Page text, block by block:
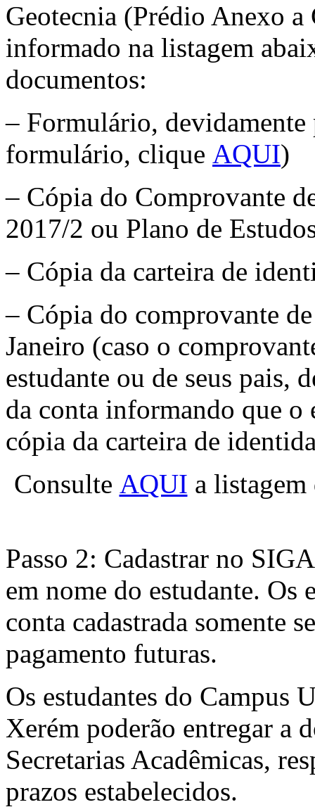
Geotecnia (Prédio Anexo
informado na listagem
documentos:
– Formulário,
formulário, clique AQUI)
– Cópia do Comprovante
2017/2 ou Plano de
– Cópia da carteira de
– Cópia do comprovante
Janeiro (caso o
estudante ou de seus pais,
da conta informando que o
cópia da carteira de
Consulte AQUI a listagem
Passo 2: Cadastrar no
em nome do estudante. Os
conta cadastrada somente
pagamento futuras.
Os estudantes do Campus
Xerém poderão entregar a
Secretarias Acadêmicas,
prazos estabelecidos.